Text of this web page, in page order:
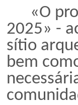
«O
2025» -
sítio
bem